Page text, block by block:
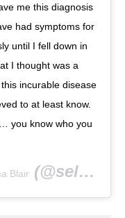
me this diagnosis
had symptoms for
until I fell down in
I thought was a
incurable disease
to at least know.
you know who you
Blair (@selmablair) on